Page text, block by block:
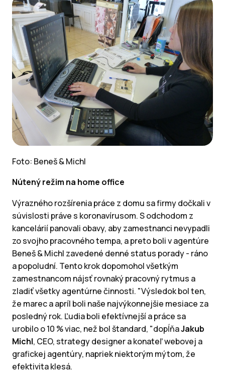
Foto: Beneš & Michl
Nútený režim na home office
Výrazného rozšírenia práce z domu sa firmy dočkali v
súvislosti práve s koronavírusom. S odchodom z
kancelárií panovali obavy, aby zamestnanci nevypadli
zo svojho pracovného tempa, a preto boli v agentúre
Beneš & Michl zavedené denné status porady - ráno
a popoludní. Tento krok dopomohol všetkým
zamestnancom nájsť rovnaký pracovný rytmus a
zladiť všetky agentúrne činnosti. "Výsledok bol ten,
že marec a apríl boli naše najvýkonnejšie mesiace za
posledný rok. Ľudia boli efektívnejší a práce sa
urobilo o 10 % viac, než bol štandard, "dopĺňaJakub
Michl, CEO, strategy designer a konateľ webovej a
grafickej agentúry, napriek niektorým mýtom, že
efektivita klesá.